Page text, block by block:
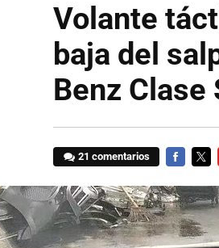
Volante
baja del
Benz Clase
21 comentarios